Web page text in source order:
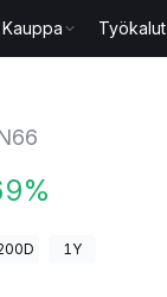
Kauppa Työkalut
1Y